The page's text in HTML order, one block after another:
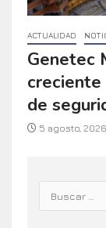
ACTUALIDAD
Genetec
creciente
de
5 agosto, 2026